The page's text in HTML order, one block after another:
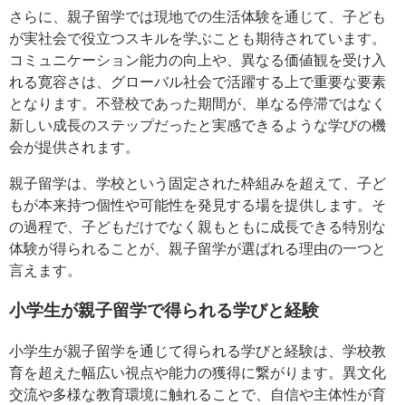
さらに、親子留学では現地での生活体験を通じて、子ども
が実社会で役立つスキルを学ぶことも期待されています。
コミュニケーション能力の向上や、異なる価値観を受け入
れる寛容さは、グローバル社会で活躍する上で重要な要素
となります。不登校であった期間が、単なる停滞ではなく
新しい成長のステップだったと実感できるような学びの機
会が提供されます。
親子留学は、学校という固定された枠組みを超えて、子ど
もが本来持つ個性や可能性を発見する場を提供します。そ
の過程で、子どもだけでなく親もともに成長できる特別な
体験が得られることが、親子留学が選ばれる理由の一つと
言えます。
小学生が親子留学で得られる学びと経験
小学生が親子留学を通じて得られる学びと経験は、学校教
育を超えた幅広い視点や能力の獲得に繋がります。異文化
交流や多様な教育環境に触れることで、自信や主体性が育